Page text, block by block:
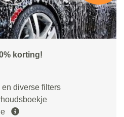
korting!
diverse filters